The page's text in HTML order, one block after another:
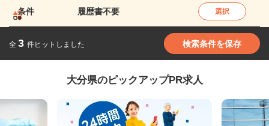
条件 履歴書不要 選択
全 3 件ヒットしました 検索条件を保存
大分県のピックアップPR求人